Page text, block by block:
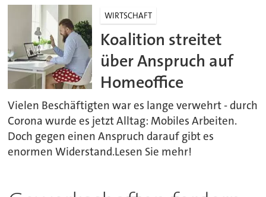
WIRTSCHAFT
Koalition streitet
über Anspruch auf
Homeoffice
Vielen Beschäftigten war es lange verwehrt - durch
Corona wurde es jetzt Alltag: Mobiles Arbeiten.
Doch gegen einen Anspruch darauf gibt es
enormen Widerstand.Lesen Sie mehr!